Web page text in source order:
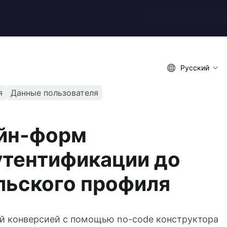
Русский
Данные пользователя
форм
до
профиля
конверсией с помощью no-code конструктора